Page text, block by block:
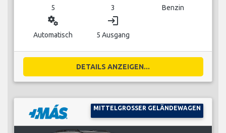
5 3 Benzin
miscellaneous_services
Automatisch
login
5 Ausgang
DETAILS ANZEIGEN...
MITTELGROSSER GELÄNDEWAGEN